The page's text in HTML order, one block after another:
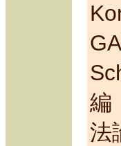
編
法